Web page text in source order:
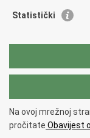
Creative Europe
EU National
Međunarodni
Copyright © 2026
pristupačnosti.
Statistički
Na ovoj mrežnoj
pročitate Obavijest